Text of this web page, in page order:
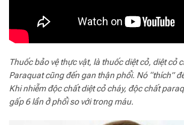
Thuốc bảo vệ thực vật, là thuốc diệt cỏ, diệt cỏ
Paraquat cũng đến gan thận phổi. Nó “thích”
Khi nhiễm độc chất diệt cỏ cháy, độc chất
gấp 6 lần ở phổi so với trong máu.